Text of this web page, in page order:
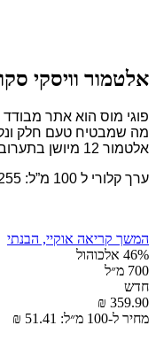
אלטמור וויסקי סקוטי סינגל
פוגי מוס הוא אתר
אלטמור 12 מיושן בתערובת של חביות שרי ובורבון מחודשות, המעניקות עומק ועושר. טעמים של תפוחים ירוקים, אגסים ופרחוניות עדינה.
ערך קלורי ל 100 מ”ל: 255
המשך קריאה אוקיי, הבנתי
46% אלכוהול
700 מ״ל
חדש
359.90 ₪
מחיר ל-100 מ״ל: 51.41 ₪